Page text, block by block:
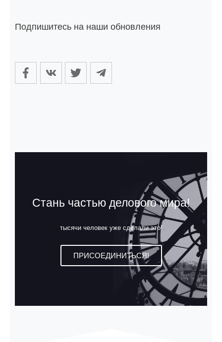
Подпишитесь на наши обновления
Стань частью делового мира!
тысячи человек уже сделали это!
ПРИСОЕДИНИТЬСЯ!